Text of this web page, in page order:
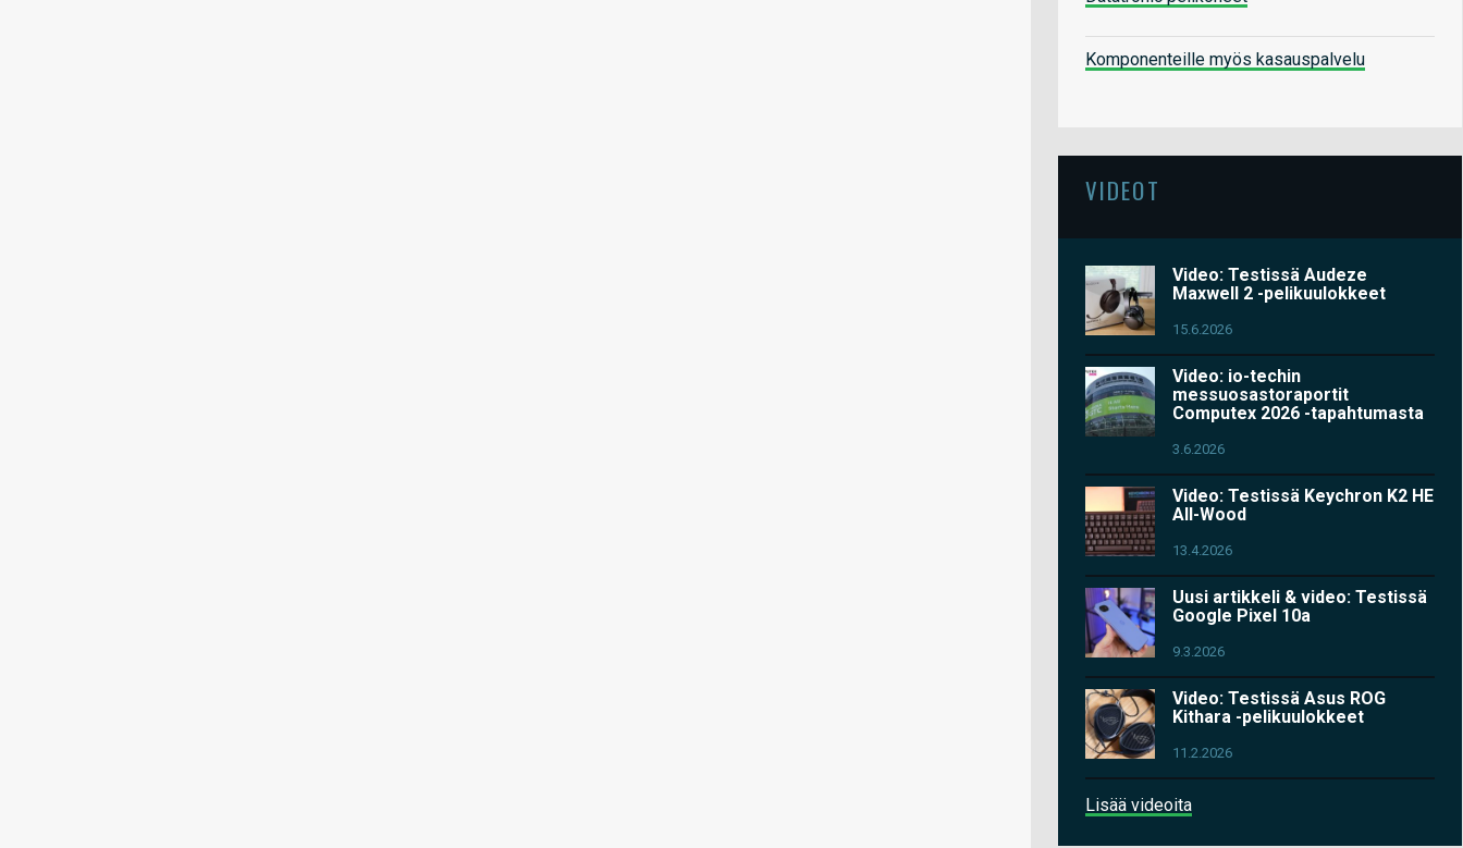
Komponenteille myös kasauspalvelu
VIDEOT
Video: Testissä Audeze
Maxwell 2 -pelikuulokkeet
15.6.2026
Video: io-techin
messuosastoraportit
Computex 2026 -tapahtumasta
3.6.2026
Video: Testissä Keychron K2 HE
All-Wood
13.4.2026
Uusi artikkeli & video: Testissä
Google Pixel 10a
9.3.2026
Video: Testissä Asus ROG
Kithara -pelikuulokkeet
11.2.2026
Lisää videoita